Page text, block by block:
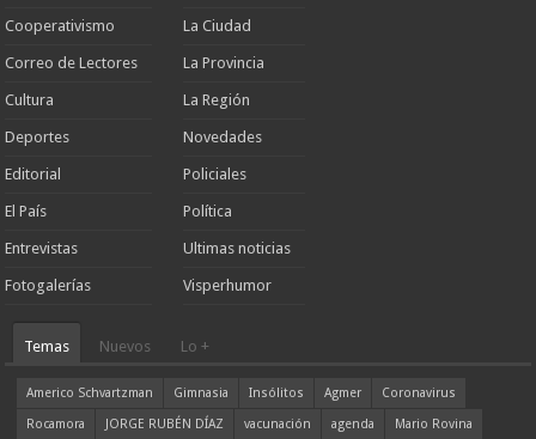
Cooperativismo
Correo de Lectores
Cultura
Deportes
Editorial
El País
Entrevistas
Fotogalerías
La Ciudad
La Provincia
La Región
Novedades
Policiales
Política
Ultimas noticias
Visperhumor
Temas Nuevos Lo +
Americo Schvartzman Gimnasia Insólitos Agmer
Coronavirus
Rocamora
JORGE RUBÉN DÍAZ vacunación agenda
Mario Rovina